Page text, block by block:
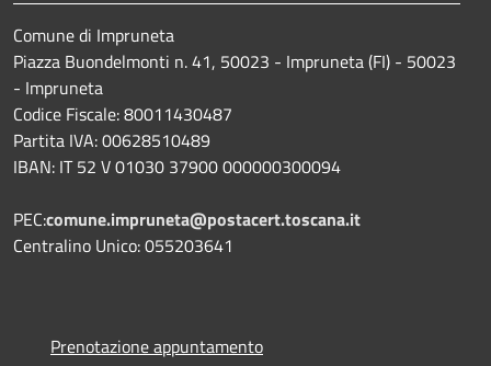
Comune di Impruneta
Piazza Buondelmonti n. 41, 50023 - Impruneta (FI) - 50023
- Impruneta
Codice Fiscale: 80011430487
Partita IVA: 00628510489
IBAN: IT 52 V 01030 37900 000000300094
PEC:comune.impruneta@postacert.toscana.it
Centralino Unico: 055203641
Prenotazione appuntamento